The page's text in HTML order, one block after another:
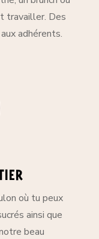
travailler. Des
adhérents.
où tu peux
ainsi que
beau